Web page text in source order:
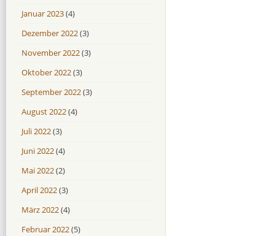
Januar 2023(4)
Dezember 2022(3)
November 2022(3)
Oktober 2022(3)
September 2022(3)
August 2022(4)
Juli 2022(3)
Juni 2022(4)
Mai 2022(2)
April 2022(3)
März 2022(4)
Februar 2022(5)